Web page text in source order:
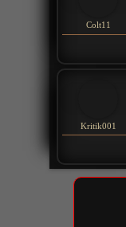
Colt11
Kritik001